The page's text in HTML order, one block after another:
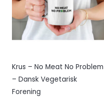
Krus – No Meat No Problem
– Dansk Vegetarisk
Forening